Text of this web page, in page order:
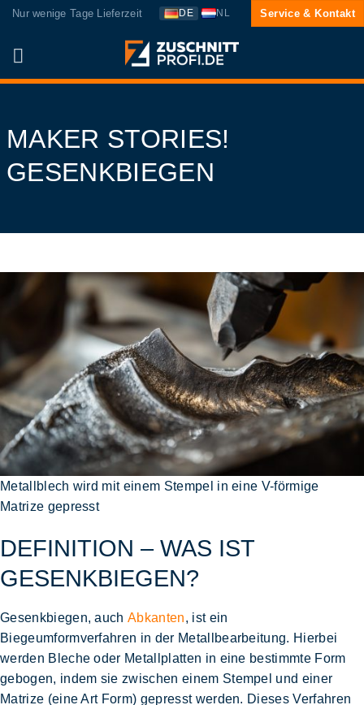
Zum
springen
Nur wenige Tage Lieferzeit DE NL Service & Kontakt
MAKER STORIES!
GESENKBIEGEN
Metallblech wird mit einem Stempel in eine V-förmige
Matrize gepresst
DEFINITION – WAS IST
GESENKBIEGEN?
Gesenkbiegen, auchAbkanten, ist ein
Biegeumformverfahren in der Metallbearbeitung. Hierbei
werden Bleche oder Metallplatten in eine bestimmte Form
gebogen, indem sie zwischen einem Stempel und einer
Matrize (eine Art Form) gepresst werden. Dieses Verfahren